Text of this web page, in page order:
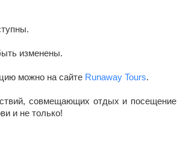
изменены.
можно на сайте Runaway Tours.
совмещающих отдых и посещение
и не только!